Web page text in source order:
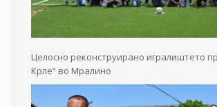
Целосно реконструирано игралиштето
Крле“ во Мралино